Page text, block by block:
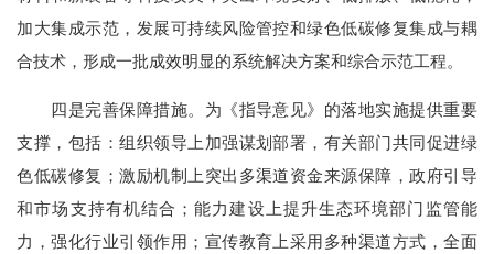
加大集成示范，发展可持续风险管控和绿色低碳修复集成与耦
合技术，形成一批成效明显的系统解决方案和综合示范工程。
四是完善保障措施。为《指导意见》的落地实施提供重要
支撑，包括：组织领导上加强谋划部署，有关部门共同促进绿
色低碳修复；激励机制上突出多渠道资金来源保障，政府引导
和市场支持有机结合；能力建设上提升生态环境部门监管能
力，强化行业引领作用；宣传教育上采用多种渠道方式，全面